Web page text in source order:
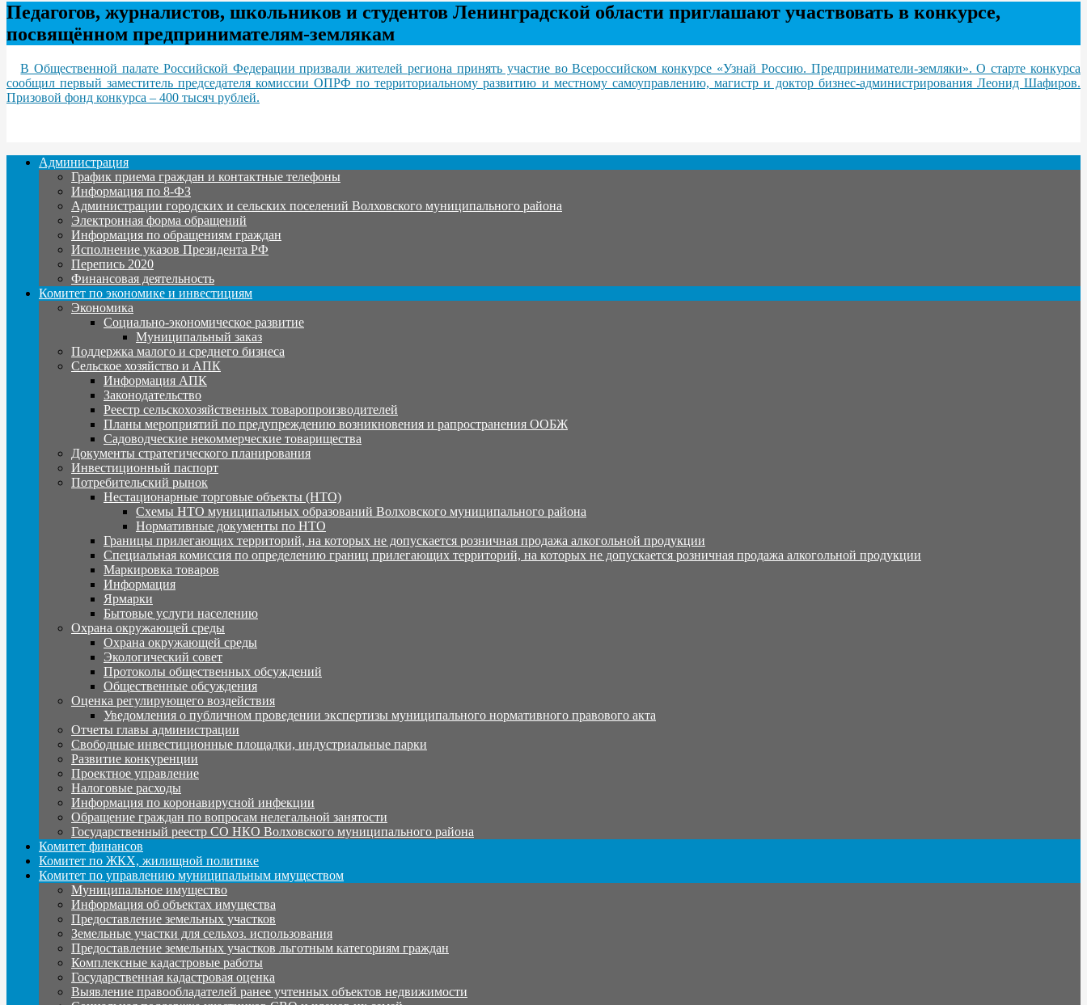
Педагогов, журналистов, школьников и студентов Ленинградской области приглашают участвовать в конкурсе,
посвящённом предпринимателям-землякам
В Общественной палате Российской Федерации призвали жителей региона принять участие во Всероссийском конкурсе «Узнай Россию. Предприниматели-земляки». О старте конкурса
сообщил первый заместитель председателя комиссии ОПРФ по территориальному развитию и местному самоуправлению, магистр и доктор бизнес-администрирования Леонид Шафиров.
Призовой фонд конкурса – 400 тысяч рублей.
Администрация
График приема граждан и контактные телефоны
Информация по 8-ФЗ
Администрации городских и сельских поселений Волховского муниципального района
Электронная форма обращений
Информация по обращениям граждан
Исполнение указов Президента РФ
Перепись 2020
Финансовая деятельность
Комитет по экономике и инвестициям
Экономика
Социально-экономическое развитие
Муниципальный заказ
Поддержка малого и среднего бизнеса
Сельское хозяйство и АПК
Информация АПК
Законодательство
Реестр сельскохозяйственных товаропроизводителей
Планы мероприятий по предупреждению возникновения и рапространения ООБЖ
Садоводческие некоммерческие товарищества
Документы стратегического планирования
Инвестиционный паспорт
Потребительский рынок
Нестационарные торговые объекты (НТО)
Схемы НТО муниципальных образований Волховского муниципального района
Нормативные документы по НТО
Границы прилегающих территорий, на которых не допускается розничная продажа алкогольной продукции
Специальная комиссия по определению границ прилегающих территорий, на которых не допускается розничная продажа алкогольной продукции
Маркировка товаров
Информация
Ярмарки
Бытовые услуги населению
Охрана окружающей среды
Охрана окружающей среды
Экологический совет
Протоколы общественных обсуждений
Общественные обсуждения
Оценка регулирующего воздействия
Уведомления о публичном проведении экспертизы муниципального нормативного правового акта
Отчеты главы администрации
Свободные инвестиционные площадки, индустриальные парки
Развитие конкуренции
Проектное управление
Налоговые расходы
Информация по коронавирусной инфекции
Обращение граждан по вопросам нелегальной занятости
Государственный реестр СО НКО Волховского муниципального района
Комитет финансов
Комитет по ЖКХ, жилищной политике
Комитет по управлению муниципальным имуществом
Муниципальное имущество
Информация об объектах имущества
Предоставление земельных участков
Земельные участки для сельхоз. использования
Предоставление земельных участков льготным категориям граждан
Комплексные кадастровые работы
Государственная кадастровая оценка
Выявление правообладателей ранее учтенных объектов недвижимости